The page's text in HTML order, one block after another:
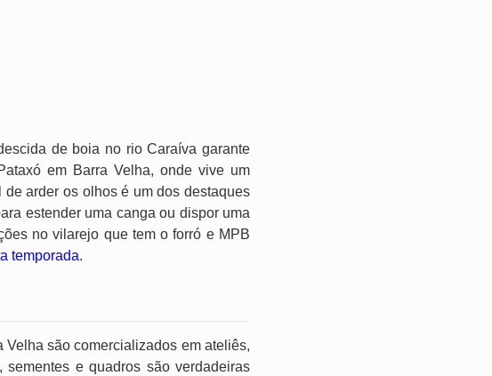
de boia no rio Caraíva garante
em Barra Velha, onde vive um
arder os olhos é um dos destaques
estender uma canga ou dispor uma
no vilarejo que tem o forró e MPB
temporada.
são comercializados em ateliês,
e quadros são verdadeiras